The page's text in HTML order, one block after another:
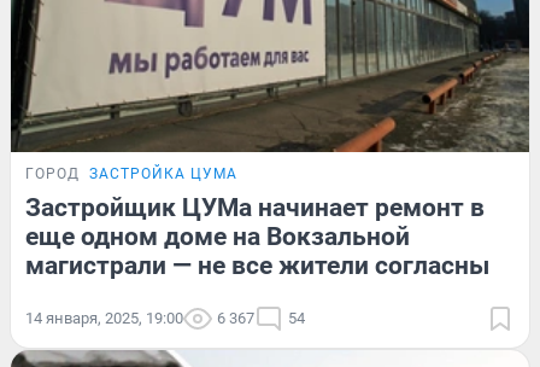
ГОРОД ЗАСТРОЙКА ЦУМА
Застройщик ЦУМа начинает ремонт в
еще одном доме на Вокзальной
магистрали — не все жители согласны
14 января, 2025, 19:00 6 367 54